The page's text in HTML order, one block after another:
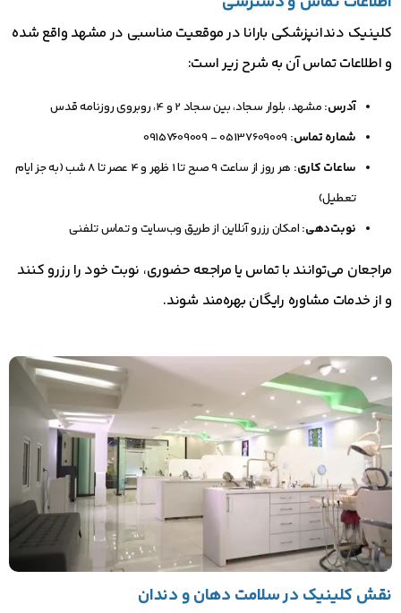
کلینیک دندانپزشکی بارانا در موقعیت مناسبی در مشهد واقع شده
و اطلاعات تماس آن به شرح زیر است:
آدرس: مشهد، بلوار سجاد، بین سجاد 2 و 4، روبروی روزنامه قدس
شماره تماس:
ساعات کاری:
هر روز از ساعت 9 صبح تا 1 ظهر و 4 عصر تا 8 شب (به جز ایام
تعطیل)
نوبت‌دهی: امکان رزرو آنلاین از طریق وب‌سایت و تماس تلفنی
مراجعان می‌توانند با تماس یا مراجعه حضوری، نوبت خود را رزرو کنند
و از خدمات مشاوره رایگان بهره‌مند شوند.
نقش کلینیک در سلامت دهان و دندان